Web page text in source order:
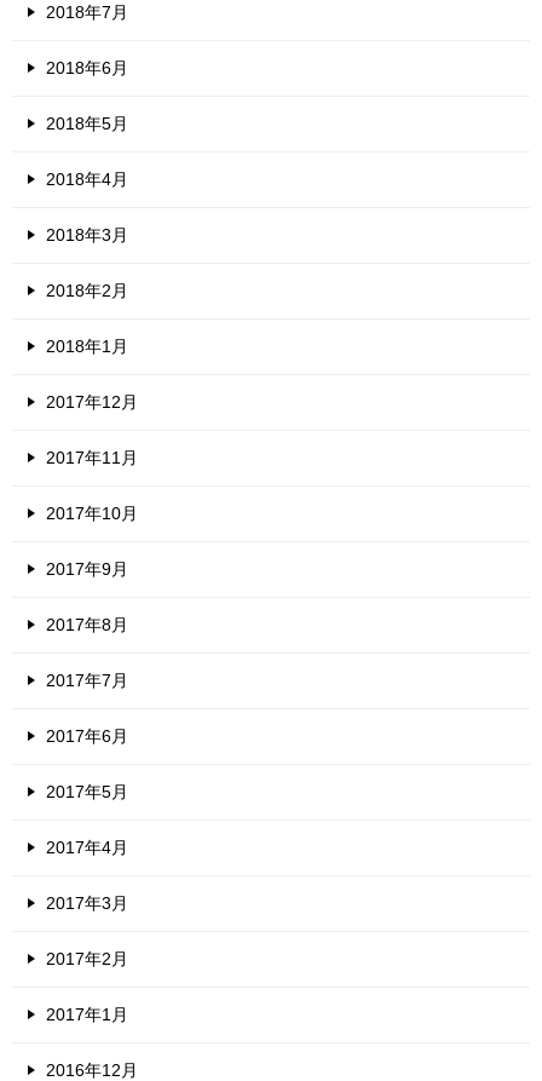
2018年7月
2018年6月
2018年5月
2018年4月
2018年3月
2018年2月
2018年1月
2017年12月
2017年11月
2017年10月
2017年9月
2017年8月
2017年7月
2017年6月
2017年5月
2017年4月
2017年3月
2017年2月
2017年1月
2016年12月